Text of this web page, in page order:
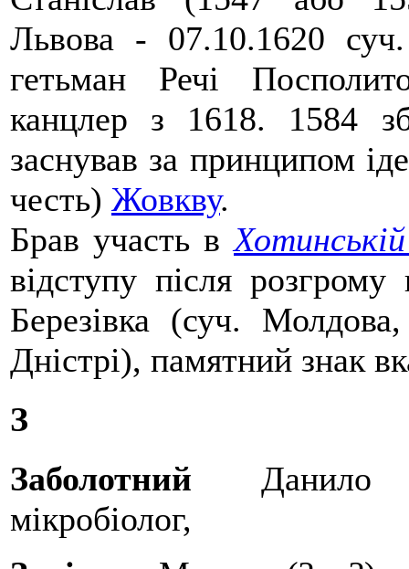
Львова - 07.10.1620
гетьман Речі
канцлер з 1618. 1584
заснував за принципом
честь) Жовкву.
Брав участь в Хотинській
відступу після
Березівка (суч.
Дністрі), памятний знак
З
Заболотний Данило
мікробіолог,